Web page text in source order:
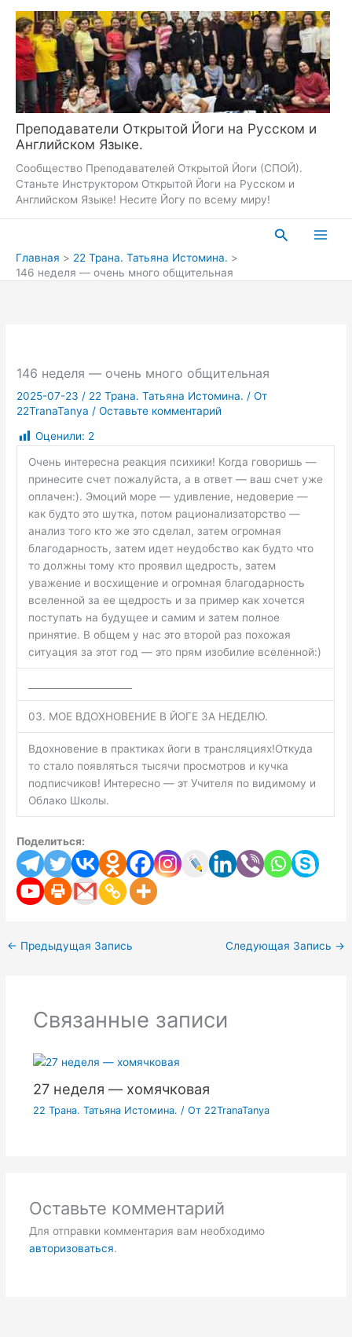
содержимому
Преподаватели Открытой Йоги на Русском и
Английском Языке.
Сообщество Преподавателей Открытой Йоги (СПОЙ).
Станьте Инструктором Открытой Йоги на Русском и
Английском Языке! Несите Йогу по всему миру!
Поиск
Главная
22 Трана. Татьяна Истомина.
146 неделя — очень много общительная
146 неделя — очень много общительная
2025-07-23 / 22 Трана. Татьяна Истомина. / От
22TranaTanya /Оставьте комментарий
Оценили: 2
Очень интересна реакция психики! Когда говоришь —
принесите счет пожалуйста, а в ответ — ваш счет уже
оплачен:). Эмоций море — удивление, недоверие —
как будто это шутка, потом рационализаторство —
анализ того кто же это сделал, затем огромная
благодарность, затем идет неудобство как будто что
то должны тому кто проявил щедрость, затем
уважение и восхищение и огромная благодарность
вселенной за ее щедрость и за пример как хочется
поступать на будущее и самим и затем полное
принятие. В общем у нас это второй раз похожая
ситуация за этот год — это прям изобилие вселенной:)
03. МОЕ ВДОХНОВЕНИЕ В ЙОГЕ ЗА НЕДЕЛЮ.
Вдохновение в практиках йоги в трансляциях!Откуда
то стало появляться тысячи просмотров и кучка
подписчиков! Интересно — эт Учителя по видимому и
Облако Школы.
Поделиться:
← Предыдущая Запись Следующая Запись →
Связанные записи
27 неделя — хомячковая
22 Трана. Татьяна Истомина. / От 22TranaTanya
Оставьте комментарий
Для отправки комментария вам необходимо
авторизоваться.